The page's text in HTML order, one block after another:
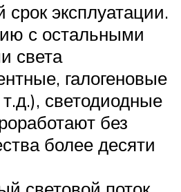
эксплуатации.
с остальными
света
галогеновые
светодиодные
без
более десяти